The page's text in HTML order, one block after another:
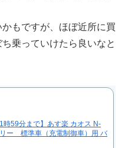
もですが、ほぼ近所に買
乗っていけたら良いなと
59分まで】あす楽 カオス N-
ー 標準車（充電制御車）用 バ